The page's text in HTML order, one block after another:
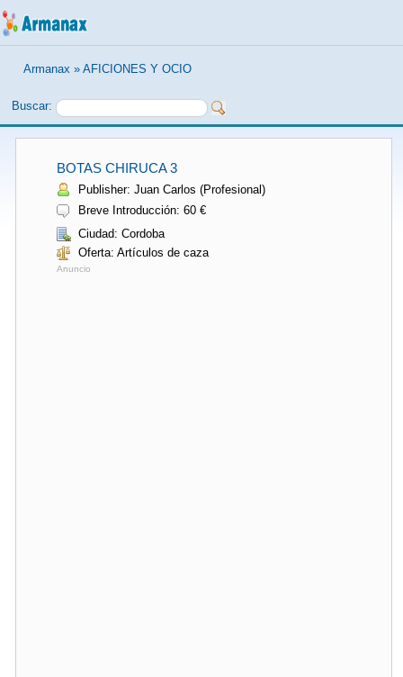
Armanax » AFICIONES Y OCIO
Buscar:
BOTAS CHIRUCA 3
Publisher: Juan Carlos (Profesional)
Breve Introducción: 60 €
Ciudad: Cordoba
Oferta: Artículos de caza
Anuncio